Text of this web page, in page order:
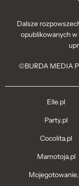
Dalsze
opublikowanych w
©BURDA MEDIA
Elle.pl
Party.pl
Cocolita.pl
Mamotoja.pl